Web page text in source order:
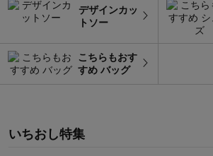
デザインカッ
トソー
こちらもおす
すめ バッグ
いちおし特集